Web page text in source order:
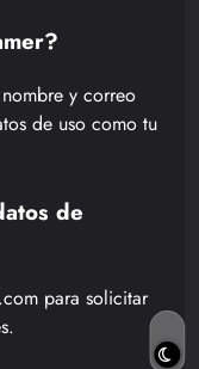
y correo
de uso como tu
de
para solicitar